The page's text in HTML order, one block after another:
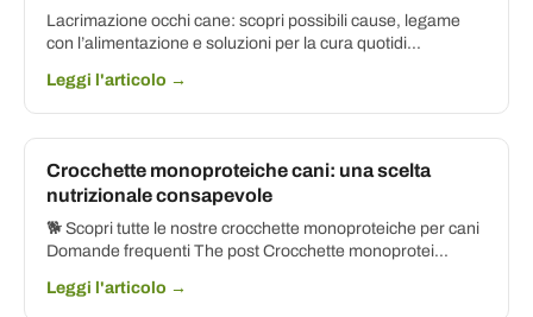
Lacrimazione occhi cane: scopri possibili cause, legame
con l’alimentazione e soluzioni per la cura quotidi...
Leggi l'articolo →
Crocchette monoproteiche cani: una scelta
nutrizionale consapevole
🐕 Scopri tutte le nostre crocchette monoproteiche per cani
Domande frequenti The post Crocchette monoprotei...
Leggi l'articolo →